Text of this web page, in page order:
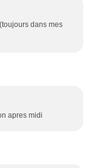
dans mes
apres midi